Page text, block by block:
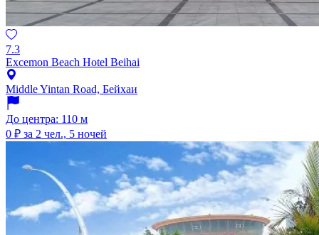
7.3
Excemon Beach Hotel Beihai
Middle Yintan Road, Бейхаи
До центра: 110 м
0 ₽ за 2 чел., 5 ночей